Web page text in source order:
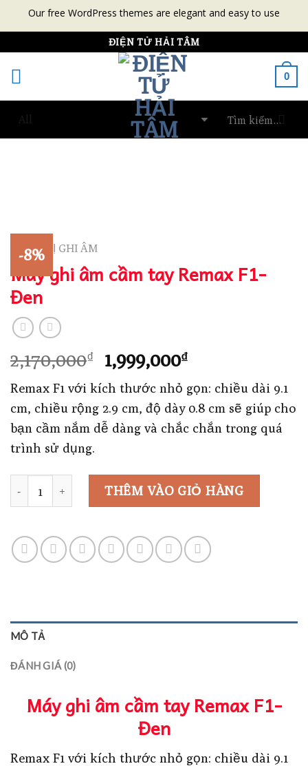
content
ĐIỆN TỬ HẢI TÂM
0
-8%
THIẾT BỊ GHI ÂM
Máy ghi âm cầm tay Remax F1-
Đen
2,170,000₫
Giá
gốc
là:
2,170,000₫.
1,999,000₫
hiện
tại
là:
1,999,000₫.
Remax F1 với kích thước nhỏ gọn: chiều dài 9.1
cm, chiều rộng 2.9 cm, độ dày 0.8 cm sẽ giúp cho
bạn cầm nắm dễ dàng và chắc chắn trong quá
trình sử dụng.
THÊM VÀO GIỎ HÀNG
MÔ TẢ
ĐÁNH GIÁ (0)
Máy ghi âm cầm tay Remax F1-
Đen
Remax F1 với kích thước nhỏ gọn: chiều dài 9.1
Our free WordPress themes are elegant and easy to use